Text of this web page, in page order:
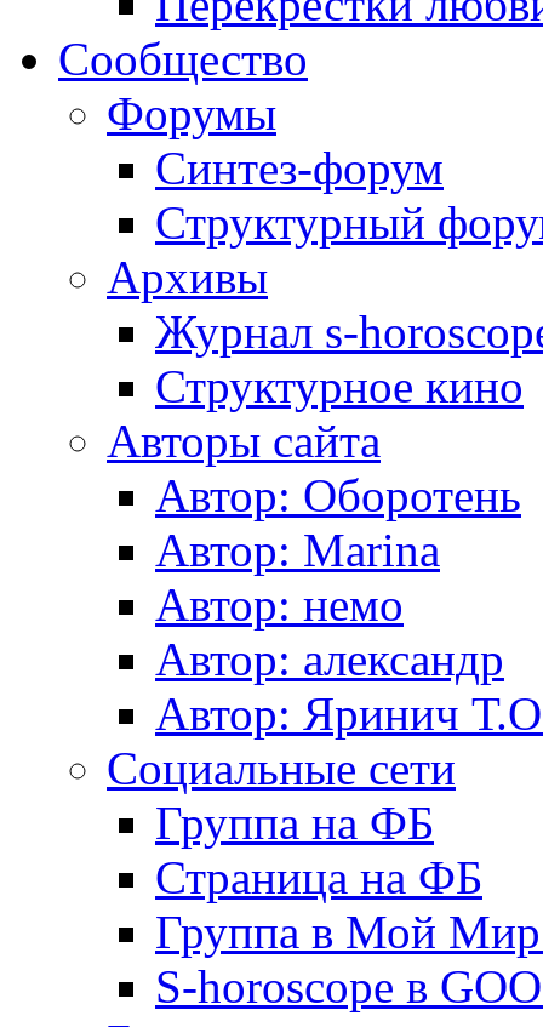
Сообщество
Форумы
Синтез-форум
Структурный
Архивы
Журнал s-
Структурное кино
Авторы сайта
Автор: Оборотень
Автор: Marina
Автор: немo
Автор: александр
Автор: Яринич
Социальные сети
Группа на ФБ
Страница на ФБ
Группа в Мой
S-horoscope в